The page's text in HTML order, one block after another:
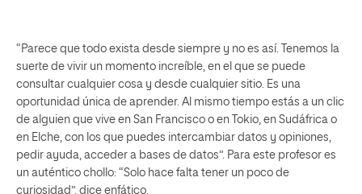
“Parece que todo exista desde siempre y no es así. Tenemos la
suerte de vivir un momento increíble, en el que se puede
consultar cualquier cosa y desde cualquier sitio. Es una
oportunidad única de aprender. Al mismo tiempo estás a un clic
de alguien que vive en San Francisco o en Tokio, en Sudáfrica o
en Elche, con los que puedes intercambiar datos y opiniones,
pedir ayuda, acceder a bases de datos”. Para este profesor es
un auténtico chollo: “Solo hace falta tener un poco de
curiosidad”, dice enfático.